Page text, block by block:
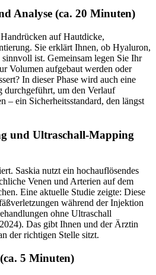
Analyse (ca. 20 Minuten)
auf Hautdicke,
Sie erklärt Ihnen, ob Hyaluron,
ist. Gemeinsam legen Sie Ihr
Volumen aufgebaut werden oder
In dieser Phase wird auch eine
durchgeführt, um den Verlauf
– ein Sicherheitsstandard, den längst
und Ultraschall-Mapping
Saskia nutzt ein hochauflösendes
Venen und Arterien auf dem
Eine aktuelle Studie zeigte: Diese
während der Injektion
ohne Ultraschall
Das gibt Ihnen und der Ärztin
der richtigen Stelle sitzt.
5 Minuten)